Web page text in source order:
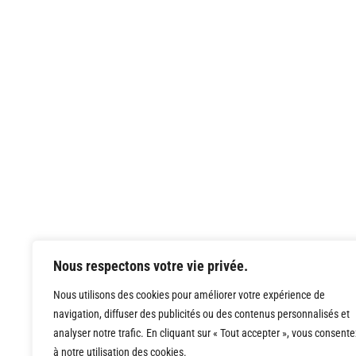
Nous respectons votre vie privée.
Nous utilisons des cookies pour améliorer votre expérience de
navigation, diffuser des publicités ou des contenus personnalisés et
analyser notre trafic. En cliquant sur « Tout accepter », vous
à notre utilisation des cookies.